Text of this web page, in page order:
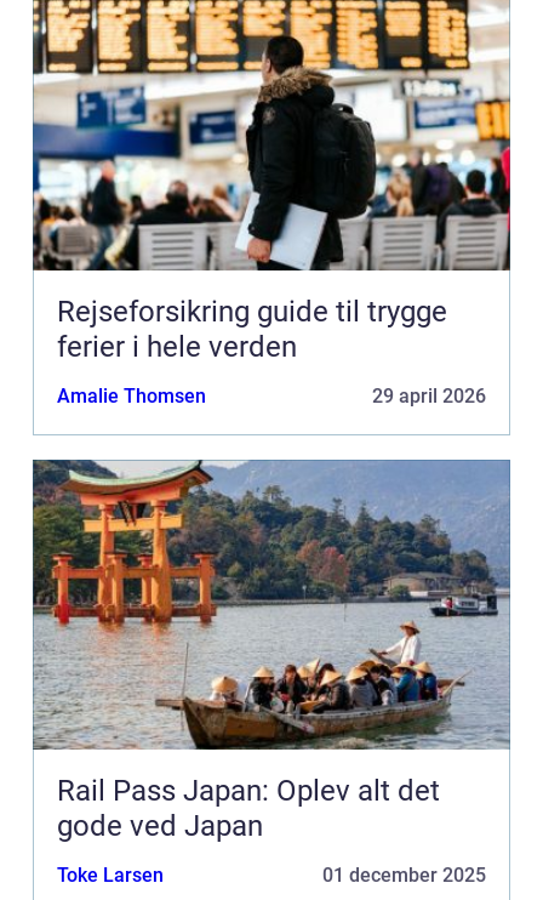
Rejseforsikring guide til trygge
ferier i hele verden
Amalie Thomsen 29 april 2026
Rail Pass Japan: Oplev alt det
gode ved Japan
Toke Larsen 01 december 2025